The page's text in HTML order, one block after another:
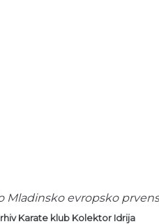
evropsko
Karate klub Kolektor Idrija